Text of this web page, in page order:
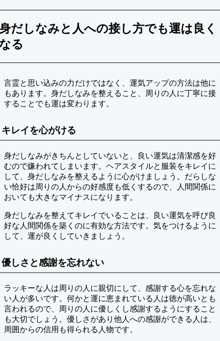
だしなみと人への接し方でも運は良く
る
言霊と思い込みの力だけではなく、運気アップの方法は他に
もあります。身だしなみを整えること、周りの人に丁寧に接
することでも運は変わります。
キレイを心がける
身だしなみがきちんとしていないと、良い運気は清潔感を好
むので嫌われてしまいます。ヘアスタイルと服装をキレイに
して、身だしなみを整えるように心がけましょう。だらしな
い恰好は周りの人からの好感度も低くするので、人間関係に
おいても大きなマイナスになります。
身だしなみを整えてキレイでいることは、良い運気を呼び良
好な人間関係を築くのに有効な方法です。気をつけるように
して、運が良くしていきましょう。
優しさと感謝を忘れない
ラッキーな人は周りの人に親切にして、感謝する心を忘れな
い人が多いです。何かと運に恵まれている人は徳が高いとも
言われるので、周りの人に優しくし感謝するようにすること
も大切でしょう。優しさがあり他人への感謝ができる人は、
周囲からの信用も得られる人物です。